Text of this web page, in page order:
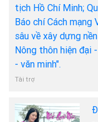
tịch Hồ Chí Minh;
Báo chí Cách mạng
sâu về xây dựng
Nông thôn hiện đại
- văn minh".
Tài trợ